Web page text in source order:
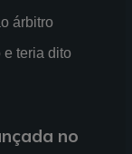
árbitro
e teria dito
no